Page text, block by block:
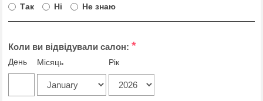
Так Ні Не знаю
Коли ви відвідували салон: *
День Місяць Рік